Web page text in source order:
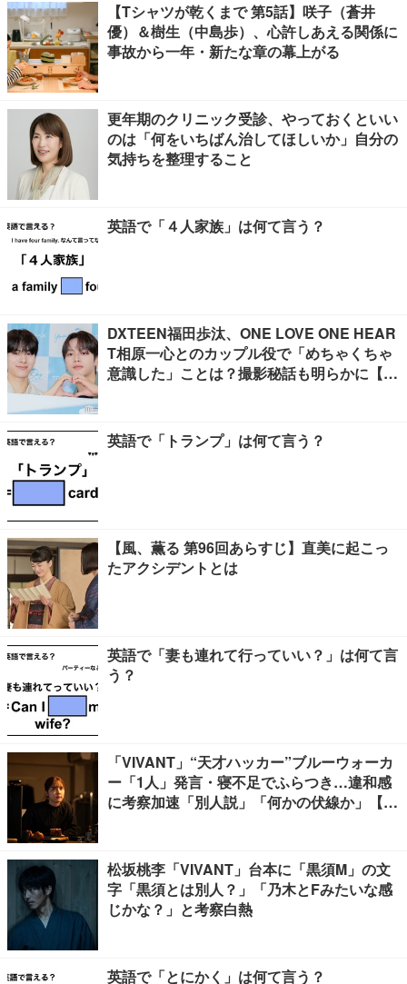
【Tシャツが乾くまで 第5話】咲子（蒼井
優）＆樹生（中島歩）、心許しあえる関係に
事故から一年・新たな章の幕上がる
更年期のクリニック受診、やっておくといい
のは「何をいちばん治してほしいか」自分の
気持ちを整理すること
英語で「４人家族」は何て言う？
DXTEEN福田歩汰、ONE LOVE ONE HEAR
T相原一心とのカップル役で「めちゃくちゃ
意識した」ことは？撮影秘話も明らかに【Y
英語で「トランプ」は何て言う？
【風、薫る 第96回あらすじ】直美に起こっ
たアクシデントとは
英語で「妻も連れて行っていい？」は何て言
う？
「VIVANT」“天才ハッカー”ブルーウォーカ
ー「1人」発言・寝不足でふらつき…違和感
に考察加速「別人説」「何かの伏線か」【ネ
松坂桃李「VIVANT」台本に「黒須M」の文
字「黒須とは別人？」「乃木とFみたいな感
じかな？」と考察白熱
英語で「とにかく」は何て言う？